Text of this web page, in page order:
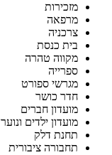
מזכירות
מרפאה
צרכניה
בית כנסת
מקווה טהרה
ספרייה
מגרשי ספורט
חדר כושר
מועדון חברים
מועדון ילדים ונוער
תחנת דלק
תחבורה ציבורית